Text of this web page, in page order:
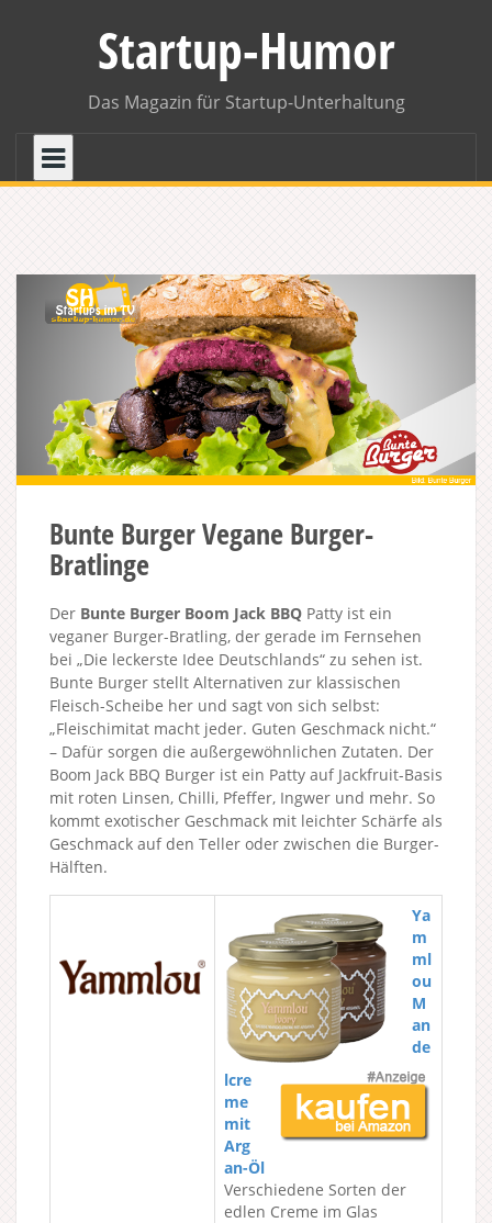
Startup-Humor
Das Magazin für Startup-Unterhaltung
Bunte Burger Vegane Burger-
Bratlinge
Der Bunte Burger Boom Jack BBQ Patty ist ein
veganer Burger-Bratling, der gerade im Fernsehen
bei „Die leckerste Idee Deutschlands“ zu sehen ist.
Bunte Burger stellt Alternativen zur klassischen
Fleisch-Scheibe her und sagt von sich selbst:
„Fleischimitat macht jeder. Guten Geschmack nicht.“
– Dafür sorgen die außergewöhnlichen Zutaten. Der
Boom Jack BBQ Burger ist ein Patty auf Jackfruit-Basis
mit roten Linsen, Chilli, Pfeffer, Ingwer und mehr. So
kommt exotischer Geschmack mit leichter Schärfe als
Geschmack auf den Teller oder zwischen die Burger-
Hälften.
Ya
m
ml
ou
M
an
de
lcre
me
mit
Arg
an-Öl
Verschiedene Sorten der
edlen Creme im Glas